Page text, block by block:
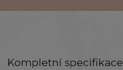
Kompletní specifikace